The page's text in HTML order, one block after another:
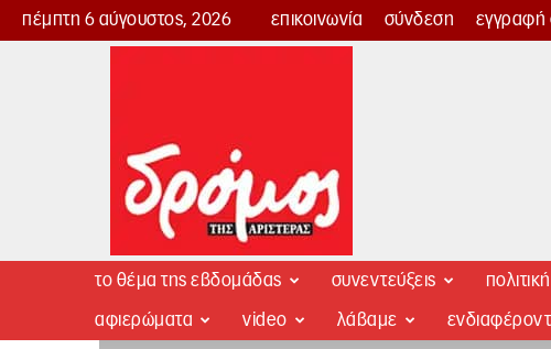
πέμπτη 6 αύγουστος, 2026 επικοινωνία σύνδεση εγγραφή
Δρόμος
το θέμα της εβδομάδας συνεντεύξεις πολιτική
αφιερώματα video λάβαμε